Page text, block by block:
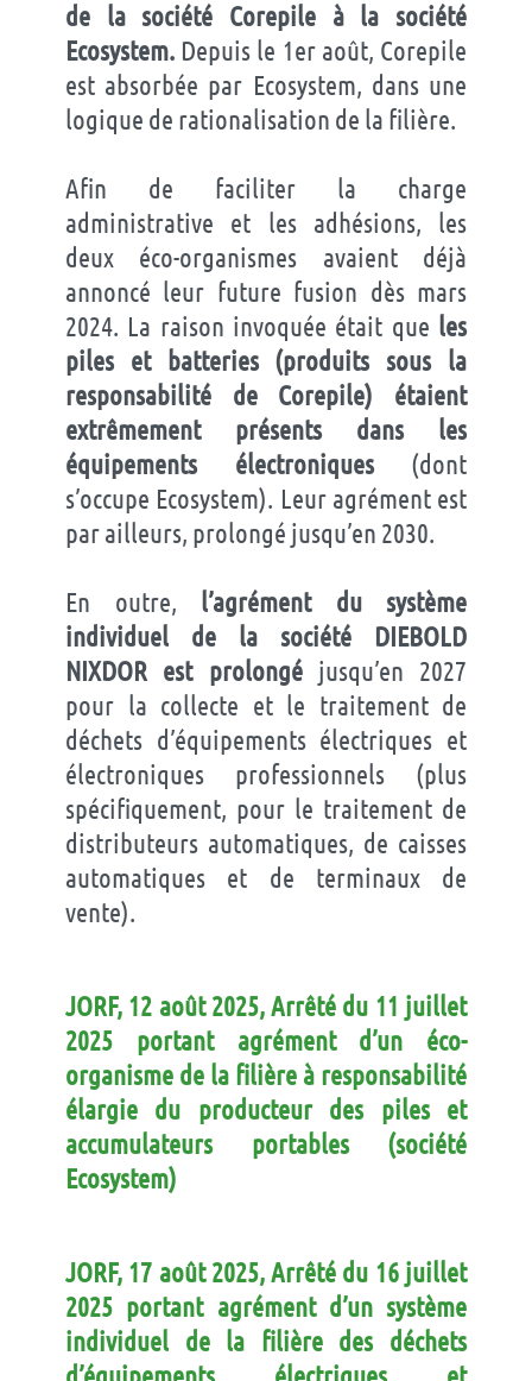
de la société Corepile à la société
Ecosystem. Depuis le 1er août, Corepile
est absorbée par Ecosystem, dans une
logique de rationalisation de la filière.
Afin de faciliter la charge
administrative et les adhésions, les
deux éco-organismes avaient déjà
annoncé leur future fusion dès mars
2024. La raison invoquée était que les
piles et batteries (produits sous la
responsabilité de Corepile) étaient
extrêmement présents dans les
équipements électroniques (dont
s’occupe Ecosystem). Leur agrément est
par ailleurs, prolongé jusqu’en 2030.
En outre, l’agrément du système
individuel de la société DIEBOLD
NIXDOR est prolongéjusqu’en 2027
pour la collecte et le traitement de
déchets d’équipements électriques et
électroniques professionnels (plus
spécifiquement, pour le traitement de
distributeurs automatiques, de caisses
automatiques et de terminaux de
vente).
JORF, 12 août 2025, Arrêté du 11 juillet
2025 portant agrément d’un éco-
organisme de la filière à responsabilité
élargie du producteur des piles et
accumulateurs portables (société
Ecosystem)
JORF, 17 août 2025, Arrêté du 16 juillet
2025 portant agrément d’un système
individuel de la filière des déchets